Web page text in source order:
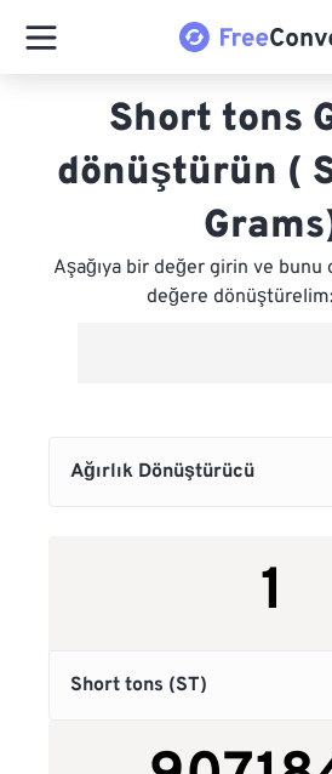
Short tons
dönüştürün (
Aşağıya bir değer girin ve
değere